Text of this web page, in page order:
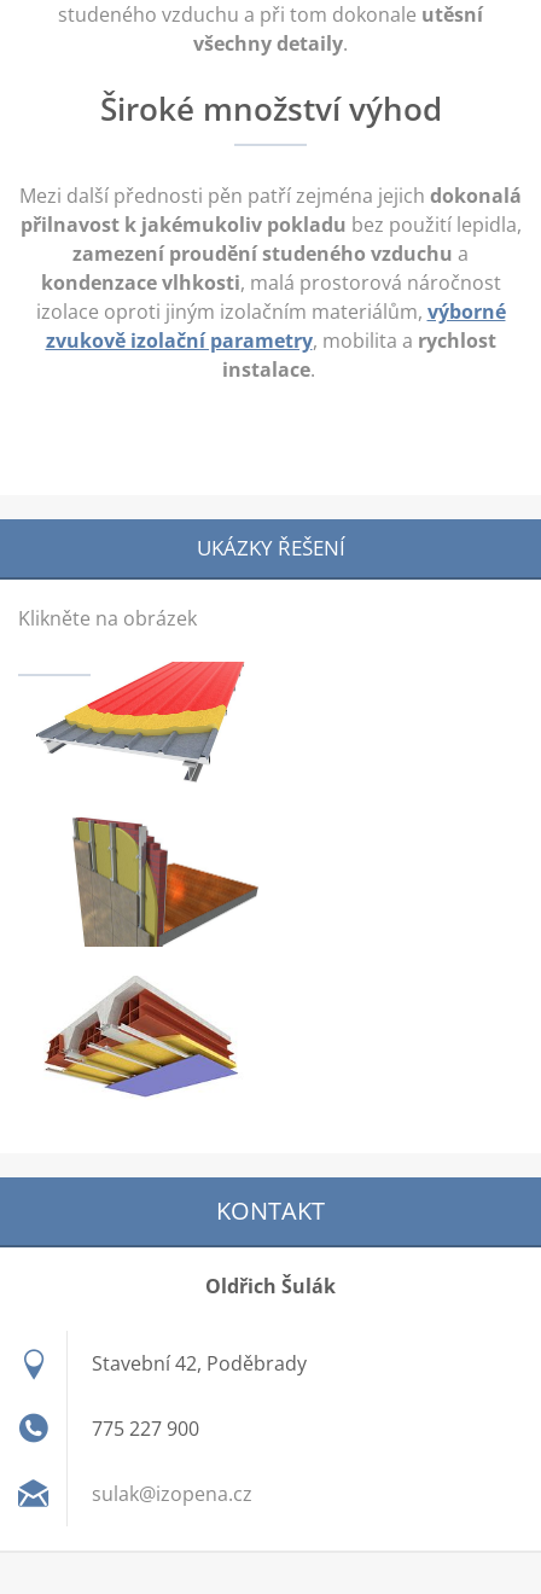
studeného vzduchu a při tom dokonale utěsní
všechny detaily.
Široké množství výhod
Mezi další přednosti pěn patří zejména jejich dokonalá
přilnavost k jakémukoliv pokladu bez použití lepidla,
zamezení proudění studeného vzduchu a
kondenzace vlhkosti, malá prostorová náročnost
izolace oproti jiným izolačním materiálům, výborné
zvukově izolační parametry, mobilita a rychlost
instalace.
UKÁZKY ŘEŠENÍ
Klikněte na obrázek
KONTAKT
Oldřich Šulák
Stavební 42, Poděbrady
775 227 900
sulak@izopena.cz